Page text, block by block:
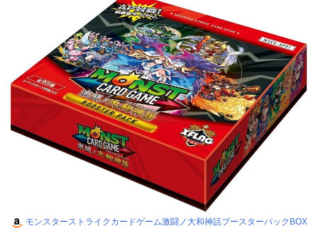
モンスターストライクカードゲーム激闘ノ大和神話ブースターパックBOX